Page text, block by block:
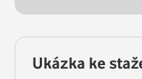
Ukázka ke